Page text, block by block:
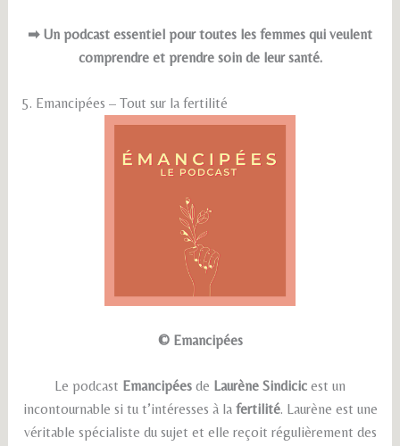
➡ Un podcast essentiel pour toutes les femmes qui veulent
comprendre et prendre soin de leur santé.
5. Emancipées – Tout sur la fertilité
© Emancipées
Le podcast Emancipées de Laurène Sindicic est un
incontournable si tu t’intéresses à la fertilité. Laurène est une
véritable spécialiste du sujet et elle reçoit régulièrement des